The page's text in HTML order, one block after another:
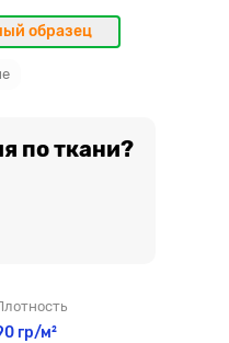
образец
по ткани?
гр/м²